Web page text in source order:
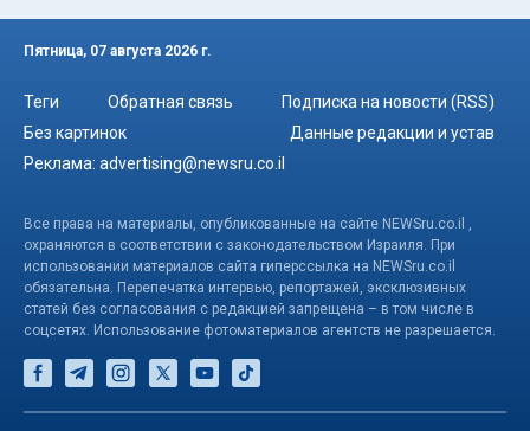
Пятница, 07 августа 2026 г.
Теги Обратная связь
Подписка на новости (RSS)
Без картинок
Данные редакции и устав
Реклама: advertising@newsru.co.il
Все права на материалы, опубликованные на сайте NEWSru.co.il ,
охраняются в соответствии с законодательством Израиля. При
использовании материалов сайта гиперссылка на NEWSru.co.il
обязательна. Перепечатка интервью, репортажей, эксклюзивных
статей без согласования с редакцией запрещена – в том числе в
соцсетях. Использование фотоматериалов агентств не разрешается.